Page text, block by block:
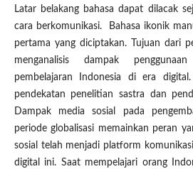
Latar belakang bahasa dapat dilacak
cara berkomunikasi. Bahasa ikonik
pertama yang diciptakan. Tujuan dari
menganalisis dampak
pembelajaran Indonesia di era
pendekatan penelitian sastra dan
Dampak media sosial pada
periode globalisasi memainkan peran
sosial telah menjadi platform
digital ini. Saat mempelajari orang